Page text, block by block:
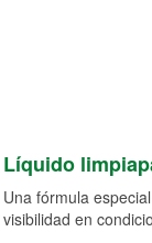
Líquido
Una fórmula
visibilidad en